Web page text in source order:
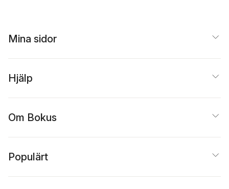
Mina sidor
Hjälp
Om Bokus
Populärt